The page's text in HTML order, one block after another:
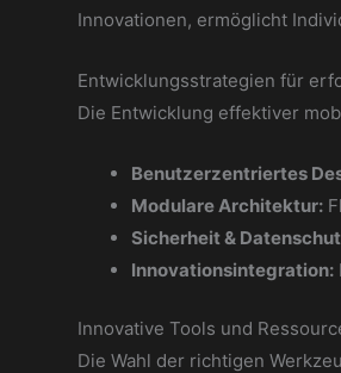
Innovationen, ermöglicht
Entwicklungsstrategien für
Die Entwicklung effektiver
Benutzerzentriertes
Modulare Architektur:
Sicherheit &
Innovationsintegration:
Innovative Tools und
Die Wahl der richtigen